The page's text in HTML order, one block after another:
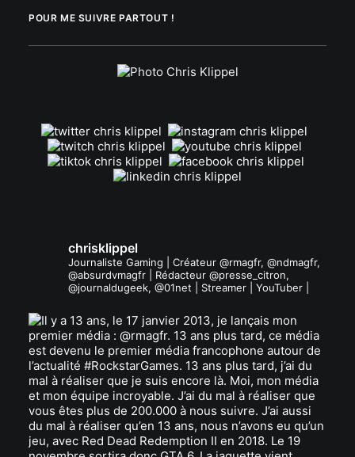
POUR ME SUIVRE PARTOUT !
chrisklippel
Journaliste Gaming | Créateur @rmagfr, @ndmagfr,
@absurdvmagfr | Rédacteur @presse_citron,
@journaldugeek, @01net | Streamer | YouTuber |